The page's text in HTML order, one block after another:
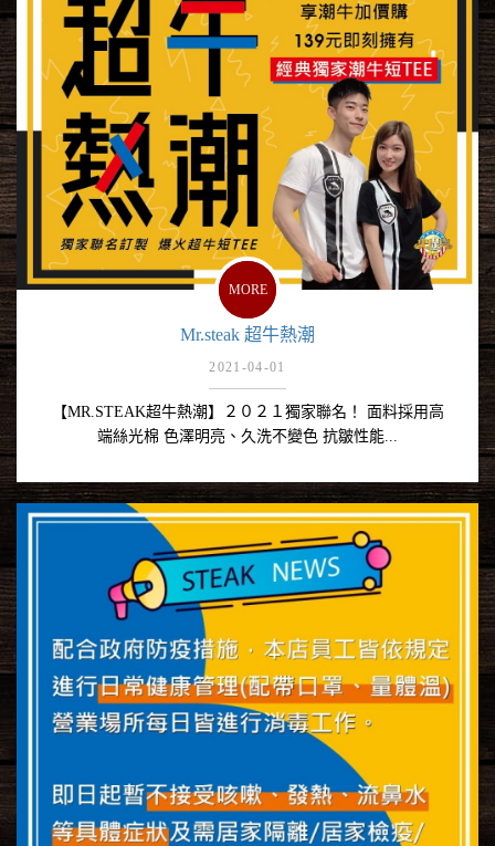
Mr.steak 超牛熱潮
2021-04-01
【MR.STEAK超牛熱潮】２０２１獨家聯名！ 面料採用高
端絲光棉 色澤明亮、久洗不變色 抗皺性能...
MORE